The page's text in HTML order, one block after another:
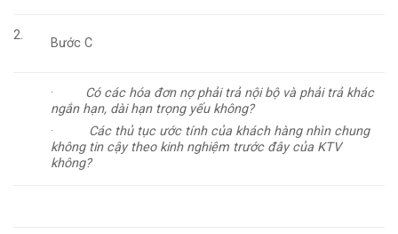
2.
Bước C
· Có các hóa đơn nợ phải trả nội bộ và phải trả khác
ngắn hạn, dài hạntrọng yếu không?
· Các thủ tục ước tính của khách hàng nhìn chung
không tin cậy theo kinh nghiệm trước đây của KTV
không?